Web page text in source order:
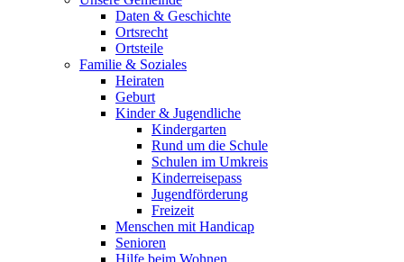
Daten & Geschichte
Ortsrecht
Ortsteile
Familie & Soziales
Heiraten
Geburt
Kinder & Jugendliche
Kindergarten
Rund um die Schule
Schulen im Umkreis
Kinderreisepass
Jugendförderung
Freizeit
Menschen mit Handicap
Senioren
Hilfe beim Wohnen